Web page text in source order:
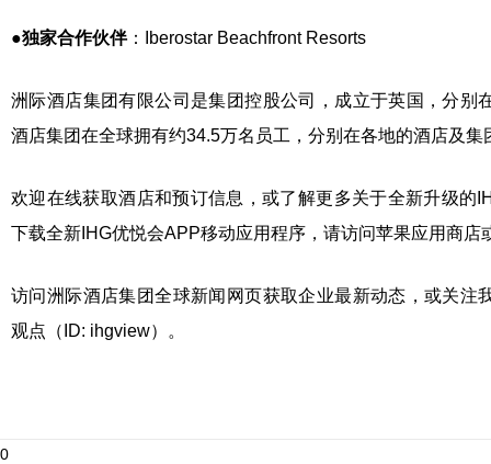
●独家合作伙伴：Iberostar Beachfront Resorts
洲际酒店集团有限公司是集团控股公司，成立于英国，分别
酒店集团在全球拥有约34.5万名员工，分别在各地的酒店及集
欢迎在线获取酒店和预订信息，或了解更多关于全新升级的
下载全新IHG优悦会APP移动应用程序，请访问苹果应用商店
访问洲际酒店集团全球新闻网页获取企业最新动态，或关注
观点（ID: ihgview）。
0